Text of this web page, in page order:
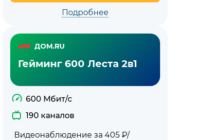
Подробнее
ДОМ.RU
Гейминг 600 Леста 2в1
600 Мбит/с
190 каналов
Видеонаблюдение за 405 ₽/